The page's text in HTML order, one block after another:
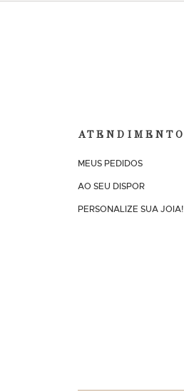
ATENDIMENTO
MEUS PEDIDOS
AO SEU DISPOR
PERSONALIZE SUA JOIA!